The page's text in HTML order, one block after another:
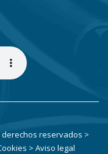
derechos reservados >
> Aviso legal